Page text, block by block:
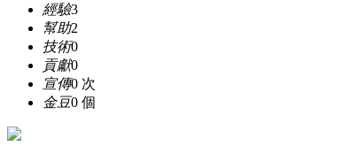
經驗3
幫助2
技術0
貢獻0
宣傳0 次
金豆0 個